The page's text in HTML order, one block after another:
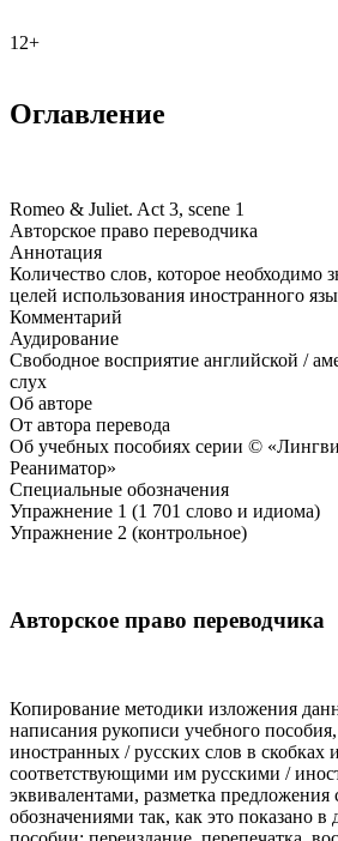
12+
Оглавление
Romeo & Juliet. Act 3, scene 1
Авторское право переводчика
Аннотация
Количество слов, которое необходимо
целей использования иностранного
Комментарий
Аудирование
Свободное восприятие английской /
слух
Об авторе
От автора перевода
Об учебных пособиях серии ©
Реаниматор»
Специальные обозначения
Упражнение 1 (1 701 слово и идиома)
Упражнение 2 (контрольное)
Авторское право переводчика
Копирование методики изложения
написания рукописи учебного
иностранных / русских слов в скобках
соответствующими им русскими /
эквивалентами, разметка
обозначениями так, как это показано